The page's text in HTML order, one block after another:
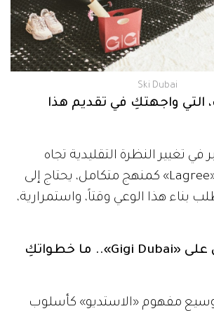
Ski Dubai
التي واجهتكِ في تقديم هذا
في تغيير النظرة التقليدية تجاه
التمرين، وتقديم «Lagree» كمنهج متكامل، يحتاج إلى
بناء هذا الوعي وقتاً، واستمرارية،
بعد مرور عامين على «Gigi Dubai».. ما خطواتكِ
توسيع مفهوم «الاستديو» كأسلوب